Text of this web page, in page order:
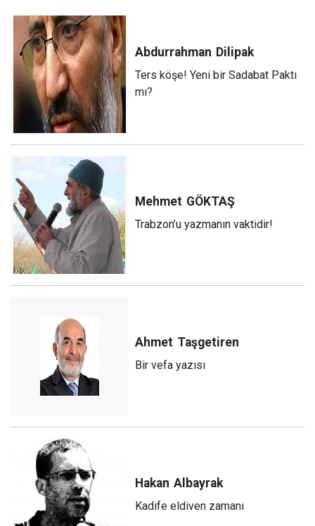
Abdurrahman Dilipak
Ters köşe! Yeni bir Sadabat Paktı
mı?
Mehmet GÖKTAŞ
Trabzon’u yazmanın vaktidir!
Ahmet Taşgetiren
Bir vefa yazısı
Hakan Albayrak
Kadife eldiven zamanı